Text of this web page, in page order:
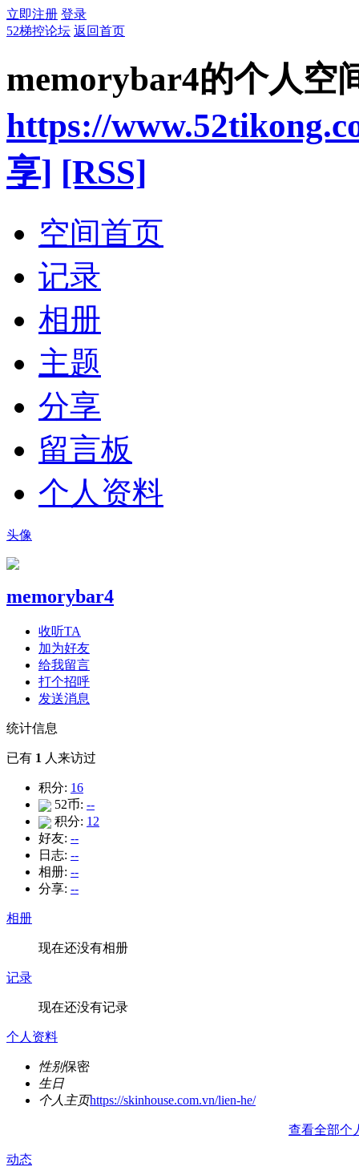
立即注册 登录
52梯控论坛 返回首页
memorybar4的个人空
https://
享] [RSS]
空间首页
记录
相册
主题
分享
留言板
个人资料
头像
memorybar4
收听TA
加为好友
给我留言
打个招呼
发送消息
统计信息
已有 1 人来访过
积分: 16
52币: --
积分: 12
好友: --
日志: --
相册: --
分享: --
相册
现在还没有相册
记录
现在还没有记录
个人资料
性别保密
生日
个人主页https://skinhouse.com.vn/lien-he/
查看全部个
动态